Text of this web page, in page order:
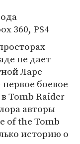
360, PS4
не дает
Ларе
боевое
Tomb Raider
авторы
of the Tomb
историю о